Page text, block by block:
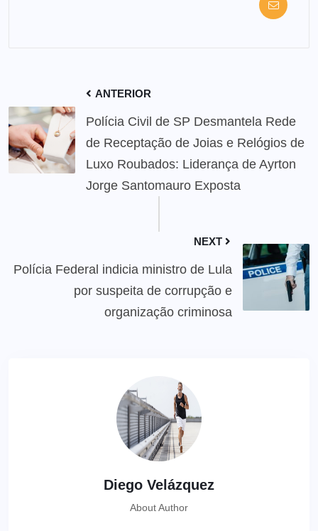
ANTERIOR
Polícia Civil de SP Desmantela Rede
de Receptação de Joias e Relógios de
Luxo Roubados: Liderança de Ayrton
Jorge Santomauro Exposta
NEXT
Polícia Federal indicia ministro de Lula
por suspeita de corrupção e
organização criminosa
Diego Velázquez
About Author